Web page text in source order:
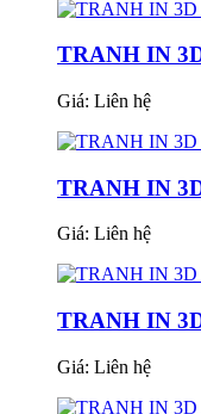
TRANH IN
Giá: Liên hệ
TRANH IN
Giá: Liên hệ
TRANH IN
Giá: Liên hệ